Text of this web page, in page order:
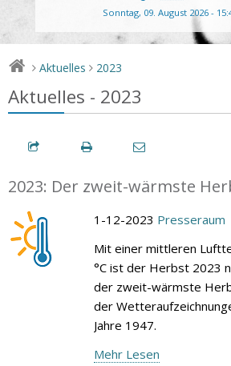
Sonntag, 09. August 2026 -
> Aktuelles > 2023
Aktuelles - 2023
2023: Der zweit-wärmste
1-12-2023 Presseraum
Mit einer mittleren
°C ist der Herbst 2023
der zweit-wärmste
der
Jahre 1947.
Mehr Lesen